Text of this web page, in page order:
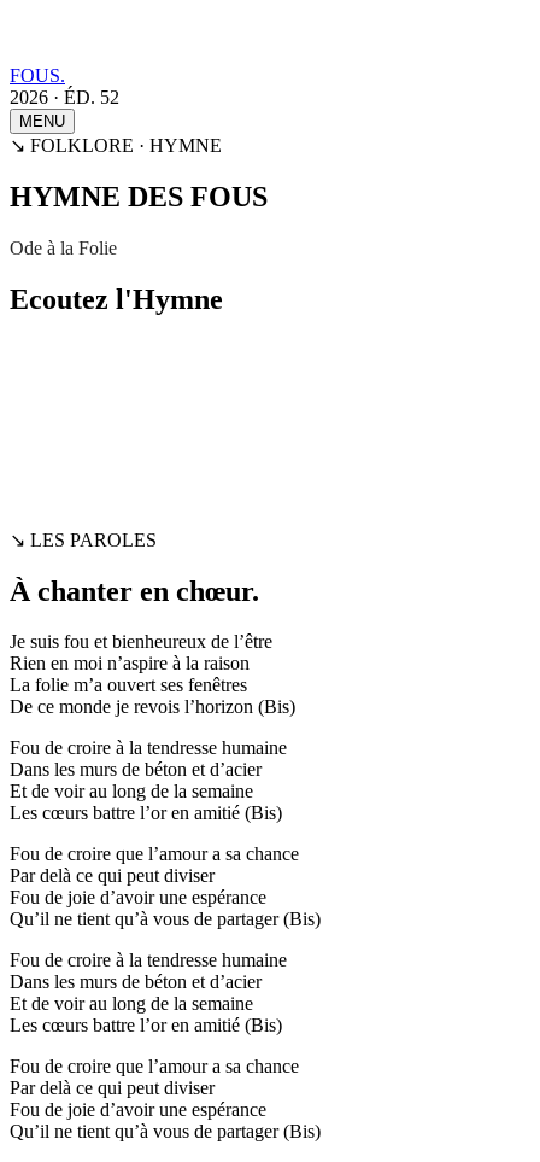
FOUS.
2026 · ÉD. 52
MENU
↘ FOLKLORE · HYMNE
HYMNE DES FOUS
Ode à la Folie
Ecoutez l'Hymne
↘ LES PAROLES
À chanter en chœur.
Je suis fou et bienheureux de l’être
Rien en moi n’aspire à la raison
La folie m’a ouvert ses fenêtres
De ce monde je revois l’horizon (Bis)
Fou de croire à la tendresse humaine
Dans les murs de béton et d’acier
Et de voir au long de la semaine
Les cœurs battre l’or en amitié (Bis)
Fou de croire que l’amour a sa chance
Par delà ce qui peut diviser
Fou de joie d’avoir une espérance
Qu’il ne tient qu’à vous de partager (Bis)
Fou de croire à la tendresse humaine
Dans les murs de béton et d’acier
Et de voir au long de la semaine
Les cœurs battre l’or en amitié (Bis)
Fou de croire que l’amour a sa chance
Par delà ce qui peut diviser
Fou de joie d’avoir une espérance
Qu’il ne tient qu’à vous de partager (Bis)